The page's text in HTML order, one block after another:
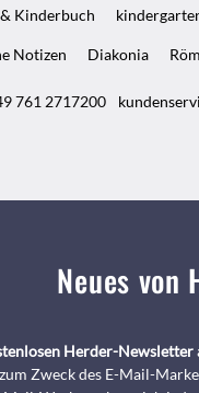
Kinderbuch
Notizen Diakonia
761 2717200
Neues von
Herder-Newsletter
Zweck des E-Mail-